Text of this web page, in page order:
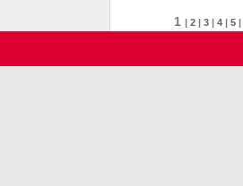
1 | 2 | 3 | 4 | 5 |